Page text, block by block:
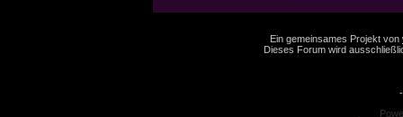
Ein gemeinsames Projekt von
Dieses Forum wird